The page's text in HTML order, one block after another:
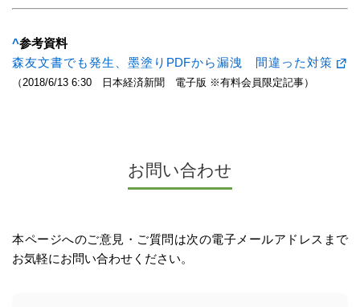
^参考資料
森友文書でも発生、墨塗りPDFから漏洩 間違った対策
（2018/6/13 6:30 日本経済新聞 電子版 ※有料会員限定記事）
お問い合わせ
本ページへのご意見・ご質問は次の電子メールアドレスまで
お気軽にお問い合わせください。